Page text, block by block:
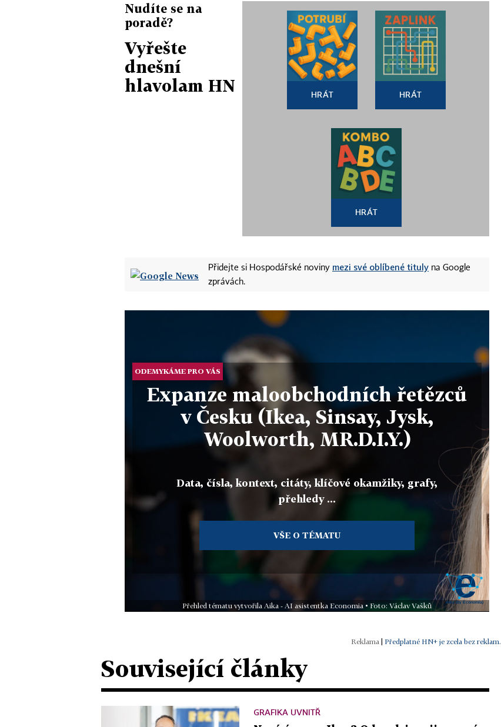
Nudíte se na
poradě?
Vyřešte
dnešní
hlavolam HN
HRÁT HRÁT
HRÁT
Přidejte si Hospodářské noviny mezi své oblíbené tituly na Google
zprávách.
ODEMYKÁME PRO VÁS
Expanze maloobchodních řetězců
v Česku (Ikea, Sinsay, Jysk,
Woolworth, MR.D.I.Y.)
Data, čísla, kontext, citáty, klíčové okamžiky, grafy,
přehledy ...
VŠE O TÉMATU
Přehled tématu vytvořila Aika - AI asistentka Economia • Foto: Václav Vašků
Předplatné HN+ je zcela bez reklam.
Související články
GRAFIKA UVNITŘ